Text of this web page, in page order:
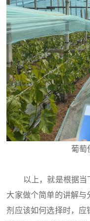
葡萄
以上，就是根据
大家做个简单的讲解与
剂应该如何选择时，应